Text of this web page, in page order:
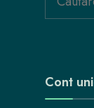
for:
Cont